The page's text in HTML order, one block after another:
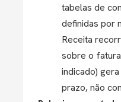
tabelas de
definidas por
Receita
sobre o
indicado)
prazo, não